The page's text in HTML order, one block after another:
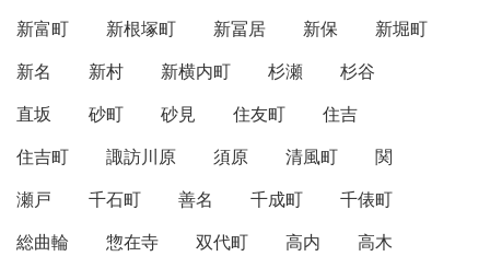
新富町
新根塚町 新冨居 新保
新堀町
新名
新村 新横内町 杉瀬
杉谷
直坂
砂町 砂見 住友町
住吉
住吉町
諏訪川原 須原 清風町
関
瀬戸
千石町 善名 千成町
千俵町
総曲輪
惣在寺 双代町 高内
高木